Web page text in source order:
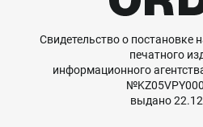
Свидетельство о постановке
печатного
информационного
выдано